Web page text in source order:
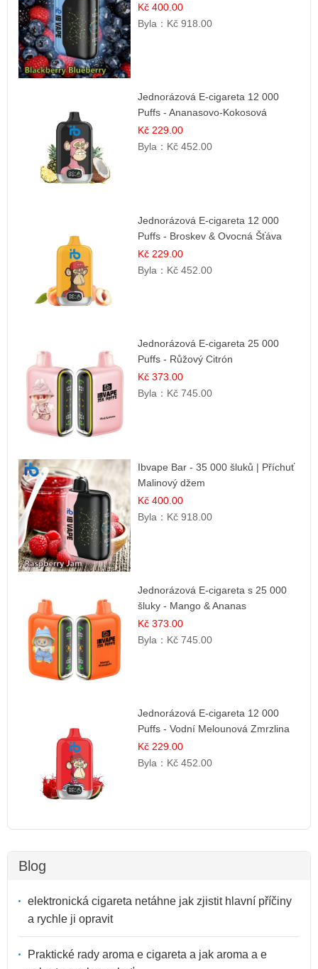
Kč 400.00
Byla： Kč 918.00
Jednorázová E-cigareta 12 000
Puffs - Ananasovo-Kokosová
Zmrzlina
Kč 229.00
Byla： Kč 452.00
Jednorázová E-cigareta 12 000
Puffs - Broskev & Ovocná Šťáva
Kč 229.00
Byla： Kč 452.00
Jednorázová E-cigareta 25 000
Puffs - Růžový Citrón
Kč 373.00
Byla： Kč 745.00
Ibvape Bar - 35 000 šluků | Příchuť
Malinový džem
Kč 400.00
Byla： Kč 918.00
Jednorázová E-cigareta s 25 000
šluky - Mango & Ananas
Kč 373.00
Byla： Kč 745.00
Jednorázová E-cigareta 12 000
Puffs - Vodní Melounová Zmrzlina
Kč 229.00
Byla： Kč 452.00
Blog
elektronická cigareta netáhne jak zjistit hlavní příčiny
a rychle ji opravit
Praktické rady aroma e cigareta a jak aroma a e